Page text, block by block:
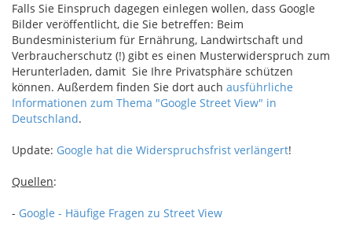
Falls Sie Einspruch dagegen einlegen wollen, dass Google
Bilder veröffentlicht, die Sie betreffen: Beim
Bundesministerium für Ernährung, Landwirtschaft und
Verbraucherschutz (!) gibt es einen Musterwiderspruch zum
Herunterladen, damit Sie Ihre Privatsphäre schützen
können. Außerdem finden Sie dort auch ausführliche
Informationen zum Thema "Google Street View" in
Deutschland.
Update: Google hat die Widerspruchsfrist verlängert!
Quellen:
- Google - Häufige Fragen zu Street View